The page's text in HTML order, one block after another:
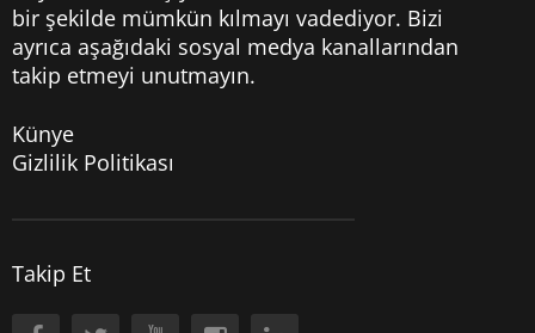
bir şekilde mümkün kılmayı vadediyor. Bizi
ayrıca aşağıdaki sosyal medya kanallarından
takip etmeyi unutmayın.
Künye
Gizlilik Politikası
Takip Et